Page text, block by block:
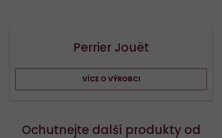
Perrier Jouët
VÍCE O VÝROBCI
Ochutnejte další produkty od